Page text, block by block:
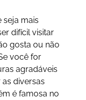
seja mais
difícil visitar
gosta ou não
você for
agradáveis
diversas
é famosa no